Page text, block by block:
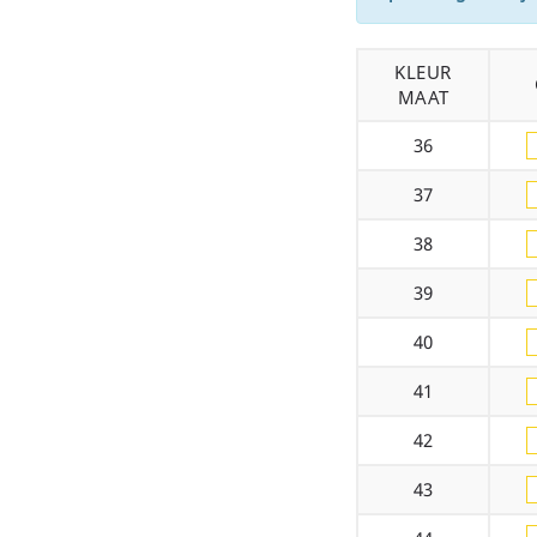
KLEUR
MAAT
36
37
38
39
40
41
42
43